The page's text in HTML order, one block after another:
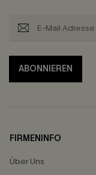
ABONNIEREN
FIRMENINFO
Über Uns